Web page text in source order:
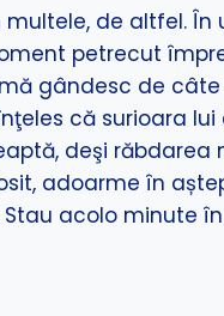
de altfel.
petrecut
gândesc de
că surioara
deşi
adoarme în
acolo minute